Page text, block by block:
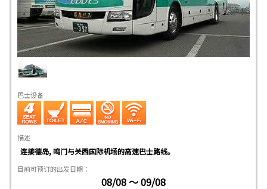
巴士设备
描述
连接德岛, 呜门与关西国际机场的高速巴士路线。
目前可预订的出发日期：
08/08 ～ 09/08